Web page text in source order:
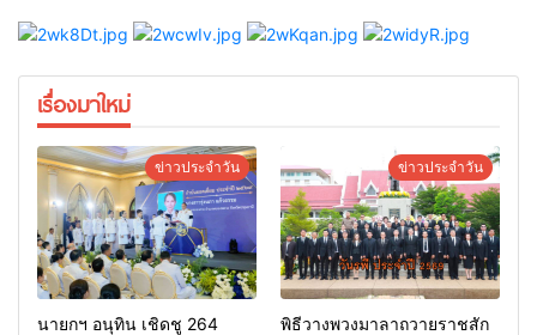
เรื่องมาใหม่
ข่าวประจำวัน
นายกฯ อนุทิน เชิดชู 264
ข่าวประจำวัน
พิธีวางพวงมาลาถวายราชสัก